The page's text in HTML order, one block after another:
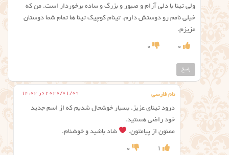
ولی‌ تینا با دلی آرام و صبور و بزرگ و ساده برخوردار است. من که
خیلی نامم رو دوستش دارم. تینام کوچیک تینا ها تمام شما دوستان
عزیزم.
0
0
پاسخ
نام فارسی 2020/01/09 در 14:02
درود تینای عزیز. بسیار خوشحال شدیم که از اسم جدید
خود راضی هستید.
ممنون از پیامتون.
شاد باشید و خوشنام.
1
0